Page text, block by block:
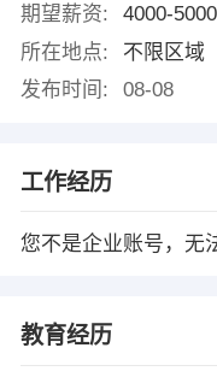
期望薪资:
4000-
所在地点:
不限区域
发布时间:
08-08
工作经历
您不是企业账号，无
教育经历